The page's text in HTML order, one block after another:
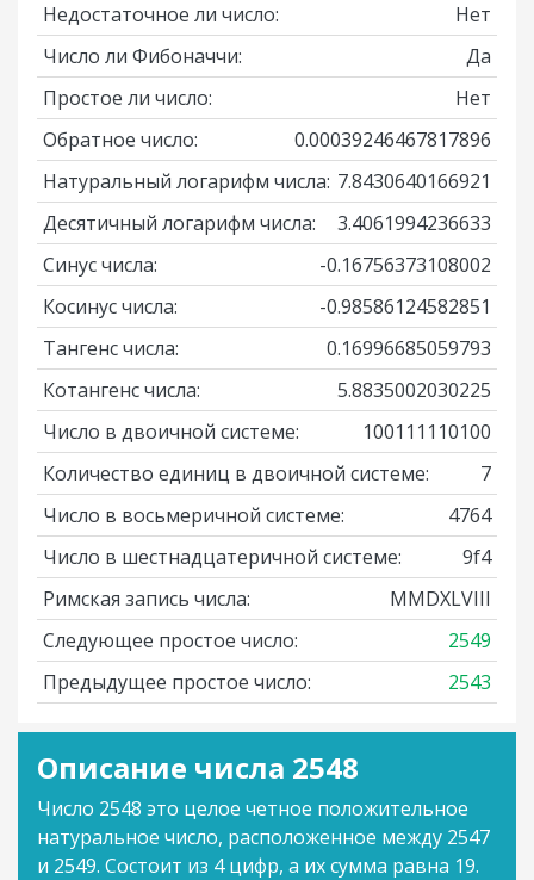
Недостаточное ли число:
Нет
Число ли Фибоначчи:
Да
Простое ли число:
Нет
Обратное число:
0.00039246467817896
Натуральный логарифм числа: 7.8430640166921
Десятичный логарифм числа:
3.4061994236633
Синус числа:
-0.16756373108002
Косинус числа:
-0.98586124582851
Тангенс числа:
0.16996685059793
Котангенс числа:
5.8835002030225
Число в двоичной системе:
100111110100
Количество единиц в двоичной системе:
7
Число в восьмеричной системе:
4764
Число в шестнадцатеричной системе:
9f4
Римская запись числа:
MMDXLVIII
Следующее простое число:
2549
Предыдущее простое число:
2543
Описание числа 2548
Число 2548 это целое четное положительное
натуральное число, расположенное между 2547
и 2549. Состоит из 4 цифр, а их сумма равна 19.